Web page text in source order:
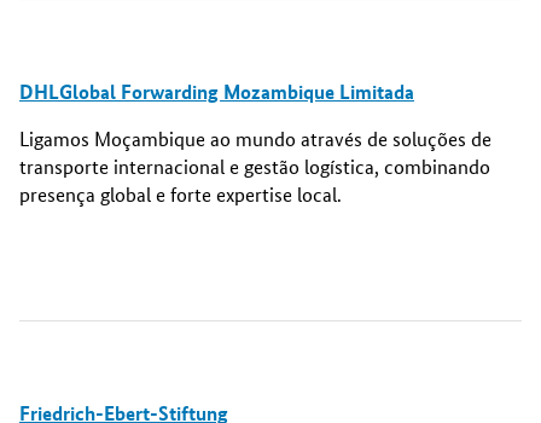
DHLGlobal Forwarding Mozambique Limitada
Ligamos Moçambique ao mundo através de soluções de
transporte internacional e gestão logística, combinando
presença global e forte expertise local.
Friedrich-Ebert-Stiftung